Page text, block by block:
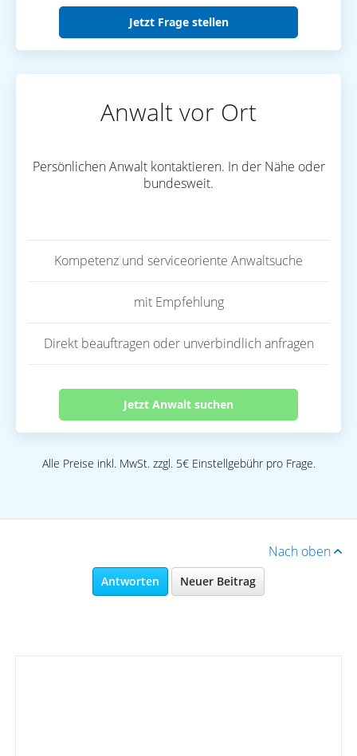
Jetzt Frage stellen
Anwalt vor Ort
Persönlichen Anwalt kontaktieren. In der Nähe oder
bundesweit.
Kompetenz und serviceoriente Anwaltsuche
mit Empfehlung
Direkt beauftragen oder unverbindlich anfragen
Jetzt Anwalt suchen
Alle Preise inkl. MwSt. zzgl. 5€ Einstellgebühr pro Frage.
Nach oben
Antworten Neuer Beitrag